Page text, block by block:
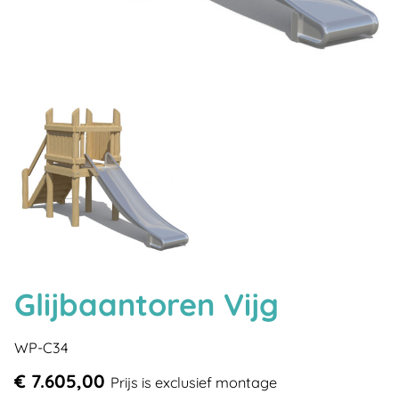
Glijbaantoren Vijg
WP-C34
€ 7.605,00 Prijs is exclusief montage